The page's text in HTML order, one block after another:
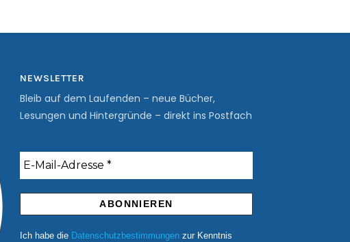
NEWSLETTER
Bleib auf dem Laufenden – neue Bücher,
Lesungen und Hintergründe – direkt ins Postfach
Ich habe die Datenschutzbestimmungenzur Kenntnis